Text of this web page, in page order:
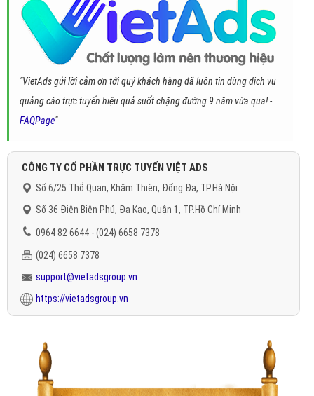
"VietAds gửi lời cảm ơn tới quý khách hàng đã luôn tin dùng dịch vụ
quảng cáo trực tuyến hiệu quả suốt chặng đường 9 năm vừa qua! -
FAQPage"
CÔNG TY CỔ PHẦN TRỰC TUYẾN VIỆT ADS
Số 6/25 Thổ Quan, Khâm Thiên, Đống Đa, TP.Hà Nội
Số 36 Điện Biên Phủ, Đa Kao, Quận 1, TP.Hồ Chí Minh
0964 82 6644 - (024) 6658 7378
(024) 6658 7378
support@vietadsgroup.vn
https://vietadsgroup.vn